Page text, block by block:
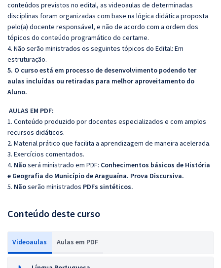
conteúdos previstos no edital, as videoaulas de determinadas
disciplinas foram organizadas com base na lógica didática proposta
pelo(a) docente responsável, e não de acordo com a ordem dos
tópicos do conteúdo programático do certame.
4. Não serão ministrados os seguintes tópicos do Edital: Em
estruturação.
5. O curso está em processo de desenvolvimento podendo ter
aulas incluídas ou retiradas para melhor aproveitamento do
Aluno.
AULAS EM PDF:
1. Conteúdo produzido por docentes especializados e com amplos
recursos didáticos.
2. Material prático que facilita a aprendizagem de maneira acelerada.
3. Exercícios comentados.
4. Nãoserá ministrado em PDF: Conhecimentos básicos de História
e Geografia do Município de Araguaína. Prova Discursiva.
5. Nãoserão ministrados PDFs sintéticos.
Conteúdo deste curso
Videoaulas Aulas em PDF